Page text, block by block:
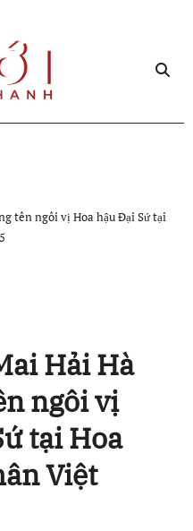
tên ngôi vị Hoa hậu Đại Sứ tại
Hải Hà
ngôi vị
tại Hoa
Việt